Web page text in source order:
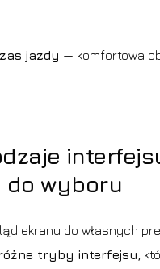
jazdy — komfortowa
do wyboru
ekranu do własnych
tryby interfejsu ,